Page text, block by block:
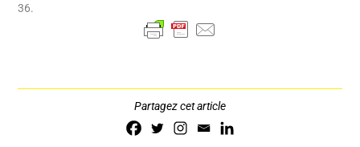
36.
Partagez cet article